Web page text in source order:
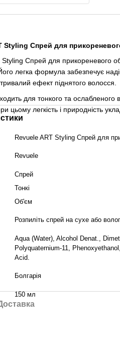
Styling Спрей для
Styling Спрей для прикореневого
Його легка формула забезпечує
ефект піднятого волосся.
для тонкого та
цьому легкість і природність
Revuele ART Styling Спрей для
Revuele
Спрей
Тонкі
Об'єм
Розпиліть спрей на сухе або
Aqua (Water), Alcohol Denat.,
Polyquaternium-11,
Acid.
Болгарія
150 мл